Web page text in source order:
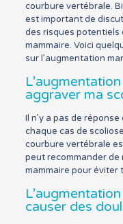
courbure vertébrale.
est important de
des risques potentiels
mammaire. Voici
sur l’augmentation
aggraver ma
Il n’y a pas de
chaque cas de
courbure vertébrale
peut recommander
mammaire pour éviter
causer des